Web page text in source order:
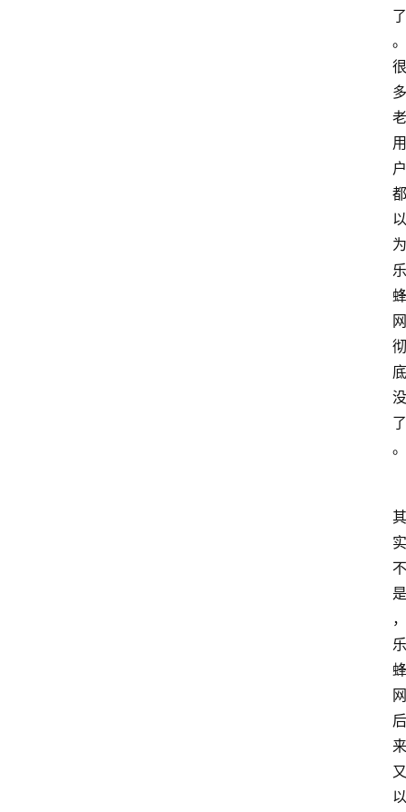
了
。
很
多
老
用
户
都
以
为
乐
蜂
网
彻
底
没
了
。
其
实
不
是
，
乐
蜂
网
后
来
又
以